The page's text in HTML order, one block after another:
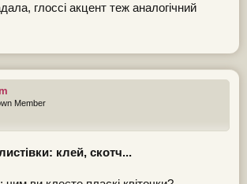
глоссі акцент теж аналогічний
Member
клей, скотч...